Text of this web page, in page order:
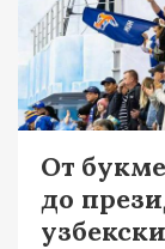
От
до